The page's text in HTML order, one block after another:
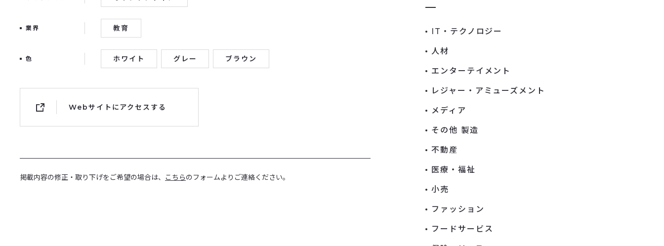
業界 教育
色 ホワイト グレー ブラウン
Webサイトにアクセスする
掲載内容の修正・取り下げをご希望の場合は、 こちらのフォームよりご連絡ください。
IT・テクノロジー
人材
エンターテイメント
レジャー・アミューズメント
メディア
その他 製造
不動産
医療・福祉
小売
ファッション
フードサービス